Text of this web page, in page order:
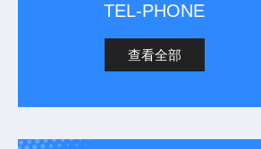
TEL-PHONE
查看全部